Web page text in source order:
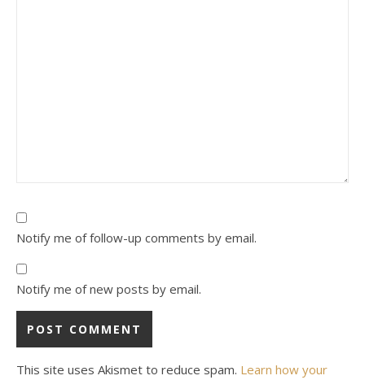
Notify me of follow-up comments by email.
Notify me of new posts by email.
This site uses Akismet to reduce spam. Learn how your